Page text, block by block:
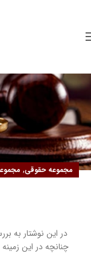
مجموعه حقوقی,
در این نوشتار به
چنانچه در این